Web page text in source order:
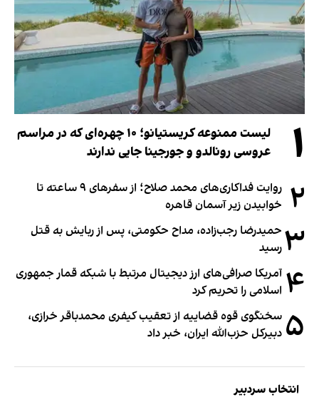
۱
لیست ممنوعه کریستیانو؛ ۱۰ چهره‌ای که در مراسم
عروسی رونالدو و جورجینا جایی ندارند
۲
روایت فداکاری‌های محمد صلاح؛ از سفرهای ۹ ساعته تا
خوابیدن زیر آسمان قاهره
۳ حمیدرضا رجب‌زاده، مداح حکومتی، پس از ربایش به قتل
رسید
۴ آمریکا صرافی‌های ارز دیجیتال مرتبط با شبکه قمار جمهوری
اسلامی را تحریم کرد
۵ سخنگوی قوه قضاییه از تعقیب کیفری محمدباقر خرازی،
دبیر‌کل حزب‌الله ایران، خبر داد
انتخاب سردبیر